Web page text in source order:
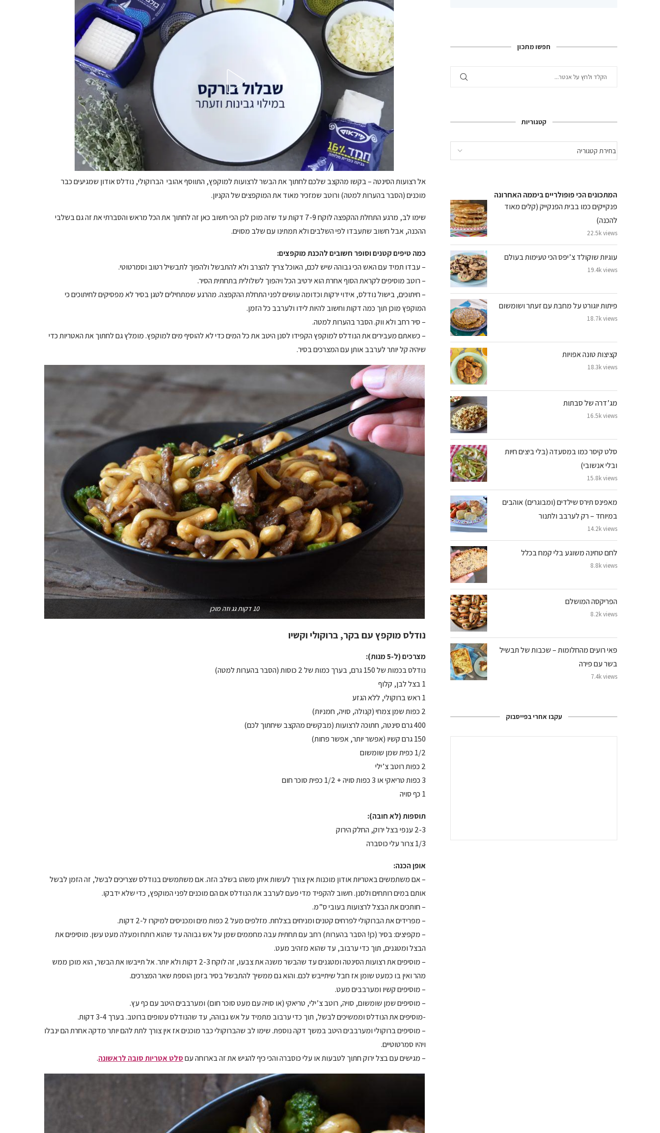
אל רצועות הסינטה – בקשו מהקצב שלכם לחתוך את הבשר לרצועות למוקפץ, התווסף אהובי הברוקולי, נודלס אודון שמגיעים כבר
מוכנים (הסבר בהערות למטה) ורוטב שמזכיר מאוד את המוקפצים של הקניון.
שימו לב, מרגע התחלת ההקפצה לוקח 7-9 דקות עד שזה מוכן לכן הכי חשוב כאן זה לחתוך את הכל מראש והסברתי את זה גם בשלבי
ההכנה, אבל חשוב שתעבדו לפי השלבים ולא תמתינו עם שלב מסוים.
כמה טיפים קטנים וסופר חשובים להכנת מוקפצים:
– עבדו תמיד עם האש הכי גבוהה שיש לכם, האוכל צריך להצרב ולא להתבשל ולהפוך לתבשיל רטוב וסמרטוטי.
– רוטב מוסיפים לקראת הסוף אחרת הוא ירטיב הכל ויהפוך לשלולית בתחתית הסיר.
– חיתוכים, בישול נודלס, אידוי ירקות וכדומה עושים לפני התחלת ההקפצה. מהרגע שמתחילים לטגן בסיר לא מפסיקים לחיתוכים כי
המוקפץ מוכן תוך כמה דקות וחשוב להיות לידו ולערבב כל הזמן.
– סיר רחב ולא ווק. הסבר בהערות למטה.
– כשאתם מעבירים את הנודלס למוקפץ הקפידו לסנן היטב את כל המים כדי לא להוסיף מים למוקפץ. מומלץ גם לחתוך את האטריות כדי
שיהיה קל יותר לערבב אותן עם המצרכים בסיר.
10 דקות גג וזה מוכן
נודלס מוקפץ עם בקר, ברוקולי וקשיו
מצרכים (ל-5 מנות):
נודלס בכמות של 150 גרם, בערך כמות של 2 כוסות (הסבר בהערות למטה)
1 בצל לבן, קלוף
1 ראש ברוקולי, ללא הגזע
2 כפות שמן צמחי (קנולה, סויה, חמניות)
400 גרם סינטה, חתוכה לרצועות (מבקשים מהקצב שיחתוך לכם)
150 גרם קשיו (אפשר יותר, אפשר פחות)
1/2 כפית שמן שומשום
2 כפות רוטב צ’ילי
3 כפות טריאקי או 3 כפות סויה + 1/2 כפית סוכר חום
1 כף סויה
תוספות (לא חובה):
2-3 ענפי בצל ירוק, החלק הירוק
1/3 צרור עלי כוסברה
אופן הכנה:
– אם משתמשים באטריות אודון מוכנות אין צורך לעשות איתן משהו בשלב הזה. אם משתמשים בנודלס שצריכים לבשל, זה הזמן לבשל
אותם במים רותחים ולסנן. חשוב להקפיד מדי פעם לערבב את הנודלס אם הם מוכנים לפני המוקפץ, כדי שלא ידבקו.
– חותכים את הבצל לרצועות בעובי ס”מ.
– מפרידים את הברוקולי לפרחים קטנים ומניחים בצלחת. מזלפים מעל 2 כפות מים ומכניסים למיקרו ל-2 דקות.
– מקפיצים: בסיר (כן! הסבר בהערות) רחב עם תחתית עבה מחממים שמן על אש גבוהה עד שהוא רותח ומעלה מעט עשן. מוסיפים את
הבצל ומטגנים, תוך כדי ערבוב, עד שהוא מזהיב מעט.
– מוסיפים את רצועות הסינטה ומטגנים עד שהבשר משנה את צבעו, זה לוקח 2-3 דקות ולא יותר. אל תייבשו את הבשר, הוא מוכן ממש
מהר ואין בו כמעט שומן אז חבל שיתייבש לכם. והוא גם ממשיך להתבשל בסיר בזמן הוספת שאר המצרכים.
– מוסיפים קשיו ומערבבים מעט.
– מוסיפים שמן שומשום, סויה, רוטב צ’ילי, טריאקי (או סויה עם מעט סוכר חום) ומערבבים היטב עם כף עץ.
-מוסיפים את הנודלס וממשיכים לבשל, תוך כדי ערבוב מתמיד על אש גבוהה, עד שהנודלס עטופים ברוטב. בערך 3-4 דקות.
– מוסיפים ברוקולי ומערבבים היטב במשך דקה נוספת. שימו לב שהברוקולי כבר מוכנים אז אין צורך לתת להם יותר מדקה אחרת הם ינבלו
ויהיו סמרטוטיים.
– מגישים עם בצל ירוק חתוך לטבעות או עלי כוסברה והכי כיף להגיש את זה בארוחה עםסלט אטריות סובה לראשונה.
חפשו מתכון
קטגוריות
המתכונים הכי פופולריים ביממה האחרונה
פנקייקים כמו בבית הפנקייק (קלים מאוד
להכנה)
22.5k views
עוגיות שוקולד צ’יפס הכי טעימות בעולם
19.4k views
פיתות יוגורט על מחבת עם זעתר ושומשום
18.7k views
קציצות טונה אפויות
18.3k views
מג’דרה של סבתות
16.5k views
סלט קיסר כמו במסעדה (בלי ביצים חיות
ובלי אנשובי)
15.8k views
מאפינס תירס שילדים (ומבוגרים) אוהבים
במיוחד – רק לערבב ולתנור
14.2k views
לחם טחינה משוגע בלי קמח בכלל
8.8k views
הפריקסה המושלם
8.2k views
פאי רועים מהחלומות – שכבות של תבשיל
בשר עם פירה
7.4k views
עקבו אחרי בפייסבוק